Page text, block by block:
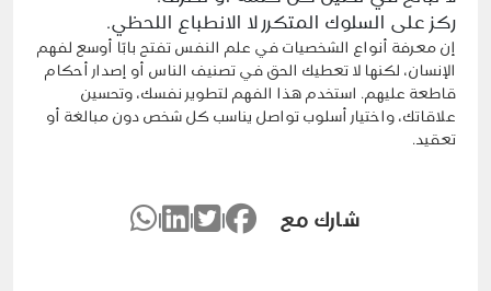
ركز على السلوك المتكرر لا الانطباع اللحظي.
إن معرفة أنواع الشخصيات في علم النفس تفتح بابًا أوسع لفهم
الإنسان، لكنها لا تعطيك الحق في تصنيف الناس أو إصدار أحكام
قاطعة عليهم. استخدم هذا الفهم لتطوير نفسك، وتحسين
علاقاتك، واختيار أسلوب تواصل يناسب كل شخص دون مبالغة أو
تعقيد.
شارك مع